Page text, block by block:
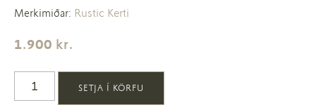
Merkimiðar: Rustic Kerti
1.900 kr.
SETJA Í KÖRFU